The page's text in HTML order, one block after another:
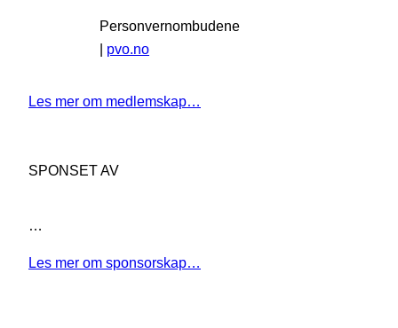
Personvernombudene
| pvo.no
Les mer om medlemskap…
SPONSET AV
…
Les mer om sponsorskap…